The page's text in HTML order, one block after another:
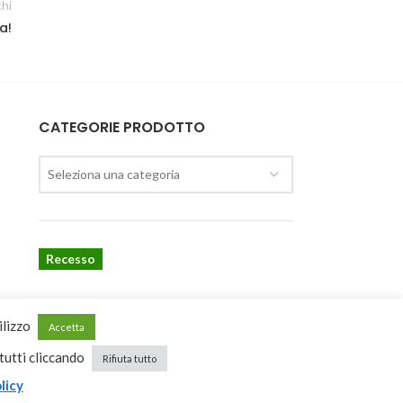
CATEGORIE PRODOTTO
Seleziona una categoria
Recesso
Accetta
cliccando Rifiuta tutto